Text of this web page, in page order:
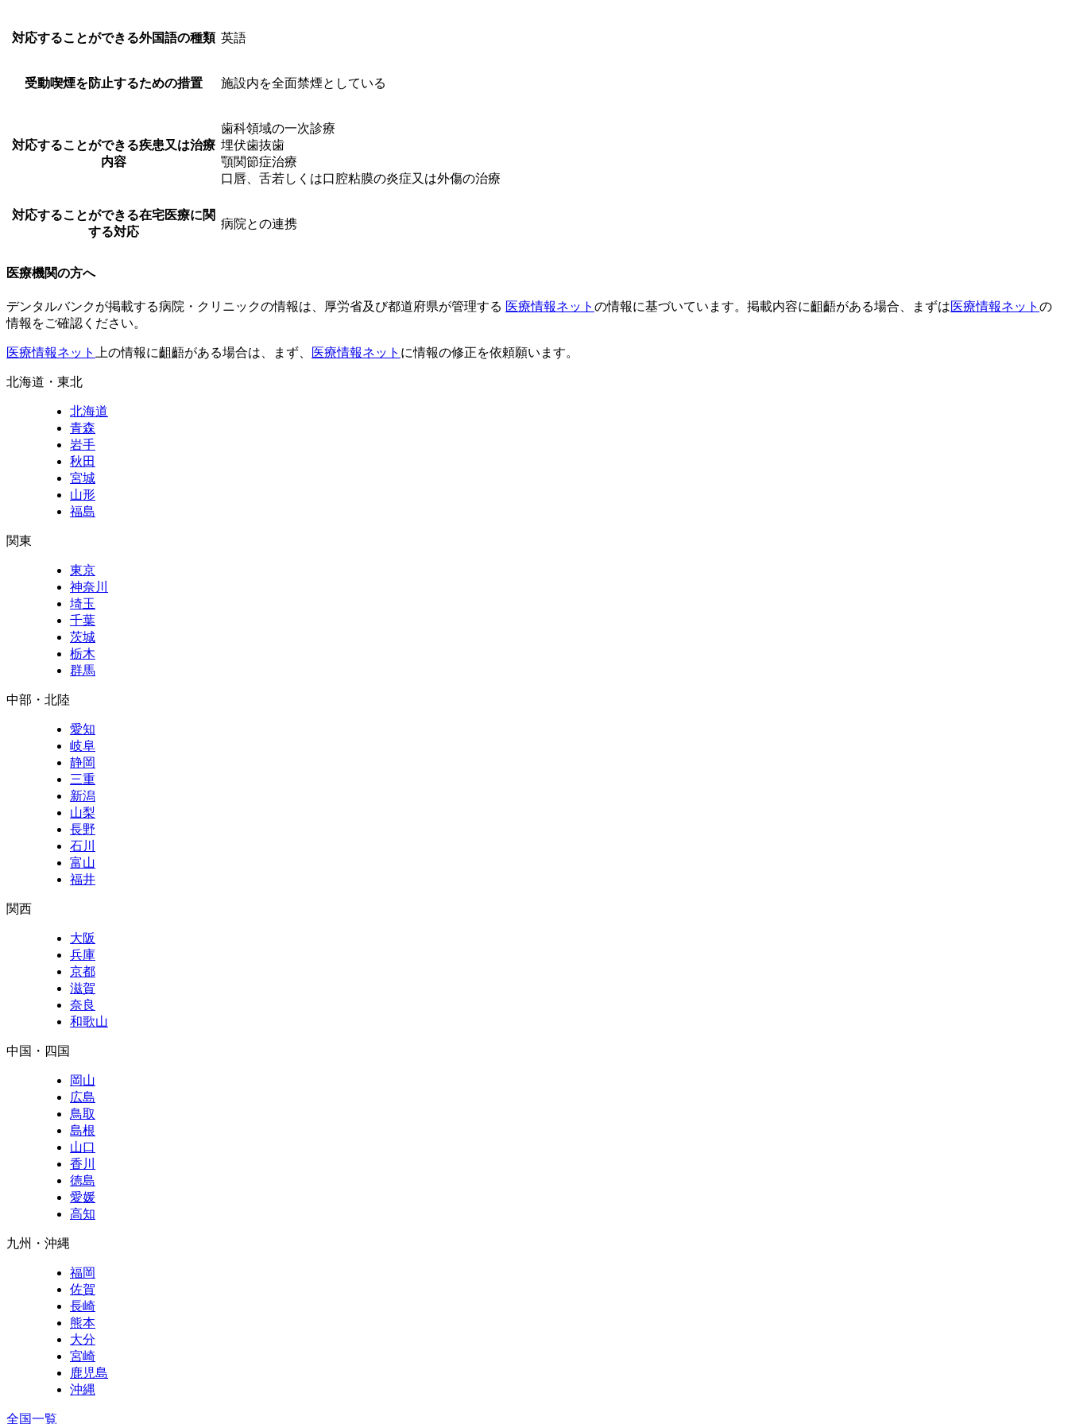
対応することができる外国語の種類 英語
受動喫煙を防止するための措置 施設内を全面禁煙としている
対応することができる疾患又は治療
内容
歯科領域の一次診療
埋伏歯抜歯
顎関節症治療
口唇、舌若しくは口腔粘膜の炎症又は外傷の治療
対応することができる在宅医療に関
する対応
病院との連携
医療機関の方へ
デンタルバンクが掲載する病院・クリニックの情報は、厚労省及び都道府県が管理する 医療情報ネット の情報に基づいています。掲載内容に齟齬がある場合、まずは医療情報ネット の
情報をご確認ください。
医療情報ネット 上の情報に齟齬がある場合は、まず、 医療情報ネット に情報の修正を依頼願います。
北海道・東北
北海道
青森
岩手
秋田
宮城
山形
福島
関東
東京
神奈川
埼玉
千葉
茨城
栃木
群馬
中部・北陸
愛知
岐阜
静岡
三重
新潟
山梨
長野
石川
富山
福井
関西
大阪
兵庫
京都
滋賀
奈良
和歌山
中国・四国
岡山
広島
鳥取
島根
山口
香川
徳島
愛媛
高知
九州・沖縄
福岡
佐賀
長崎
熊本
大分
宮崎
鹿児島
沖縄
全国一覧